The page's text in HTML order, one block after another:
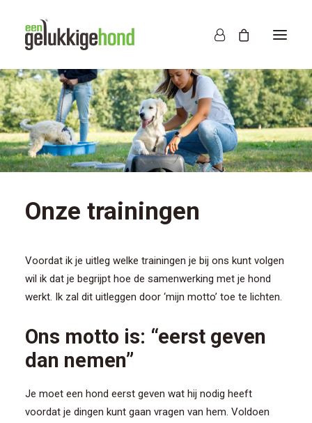
Onze trainingen
Voordat ik je uitleg welke trainingen je bij ons kunt volgen
wil ik dat je begrijpt hoe de samenwerking met je hond
werkt. Ik zal dit uitleggen door ‘mijn motto’ toe te lichten.
Ons motto is: “eerst geven
dan nemen”
Je moet een hond eerst geven wat hij nodig heeft
voordat je dingen kunt gaan vragen van hem. Voldoen